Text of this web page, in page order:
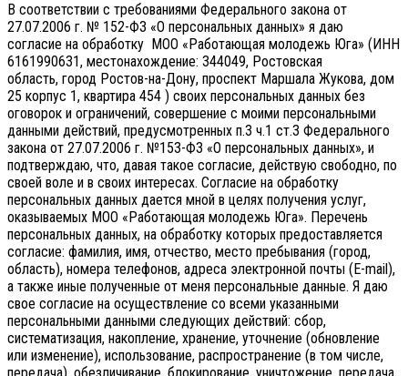
В соответствии с требованиями Федерального закона от
27.07.2006 г. № 152-ФЗ «О персональных данных» я даю
согласие на обработку МОО «Работающая молодежь Юга» (ИНН
6161990631, местонахождение: 344049, Ростовская
область, город Ростов-на-Дону, проспект Маршала Жукова, дом
25 корпус 1, квартира 454 ) своих персональных данных без
оговорок и ограничений, совершение с моими персональными
данными действий, предусмотренных п.3 ч.1 ст.3 Федерального
закона от 27.07.2006 г. №153-ФЗ «О персональных данных», и
подтверждаю, что, давая такое согласие, действую свободно, по
своей воле и в своих интересах. Согласие на обработку
персональных данных дается мной в целях получения услуг,
оказываемых МОО «Работающая молодежь Юга». Перечень
персональных данных, на обработку которых предоставляется
согласие: фамилия, имя, отчество, место пребывания (город,
область), номера телефонов, адреса электронной почты (E-mail),
а также иные полученные от меня персональные данные. Я даю
свое согласие на осуществление со всеми указанными
персональными данными следующих действий: сбор,
систематизация, накопление, хранение, уточнение (обновление
или изменение), использование, распространение (в том числе,